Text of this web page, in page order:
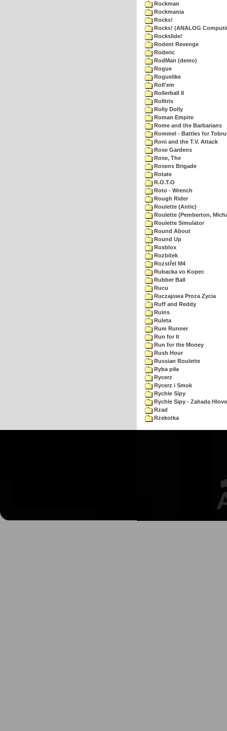
Rockman
Rockmania
Rocks!
Rocks! (ANALOG
Rockslide!
Rodent Revenge
Roderic
RodMan (demo)
Rogue
Roguelike
Roll'em
Rollerball II
Rolltris
Rolly Dolly
Roman Empire
Rome and the Barbarians
Rommel - Battles for
Roni and the T.V. Attack
Rose Gardens
Rose, The
Rosens Brigade
Rotate
R.O.T.O
Roto - Wrench
Rough Rider
Roulette (Antic)
Roulette (Pemberton,
Roulette Simulator
Round About
Round Up
Roxblox
Rozbitek
Rozstřel M4
Rubacka vo Kopec
Rubber Ball
Rucu
Ruczajowa Proza Zycia
Ruff and Reddy
Ruins
Ruleta
Rum Runner
Run for It
Run for the Money
Rush Hour
Russian Roulette
Ryba piła
Rycerz
Rycerz i Smok
Rychle Sipy
Rychle Sipy - Zahada
Rzad
Rzekotka